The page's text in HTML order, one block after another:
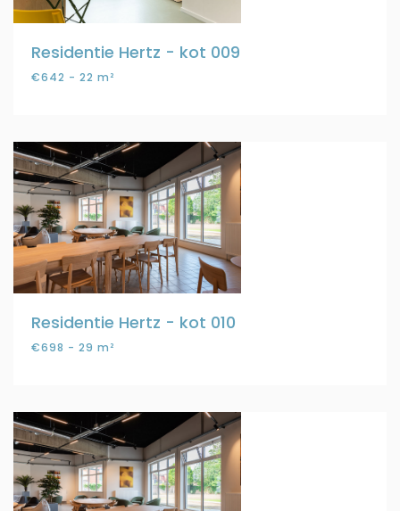
Residentie Hertz - kot 009
€642 - 22 m²
Residentie Hertz - kot 010
€698 - 29 m²